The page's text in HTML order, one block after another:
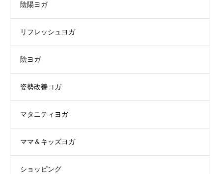
陰陽ヨガ
リフレッシュヨガ
陰ヨガ
姿勢改善ヨガ
マタニティヨガ
ママ＆キッズヨガ
ショッピング